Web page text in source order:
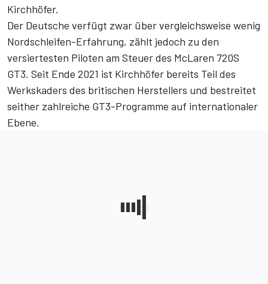
Kirchhöfer.
Der Deutsche verfügt zwar über vergleichsweise wenig
Nordschleifen-Erfahrung, zählt jedoch zu den
versiertesten Piloten am Steuer des McLaren 720S
GT3. Seit Ende 2021 ist Kirchhöfer bereits Teil des
Werkskaders des britischen Herstellers und bestreitet
seither zahlreiche GT3-Programme auf internationaler
Ebene.